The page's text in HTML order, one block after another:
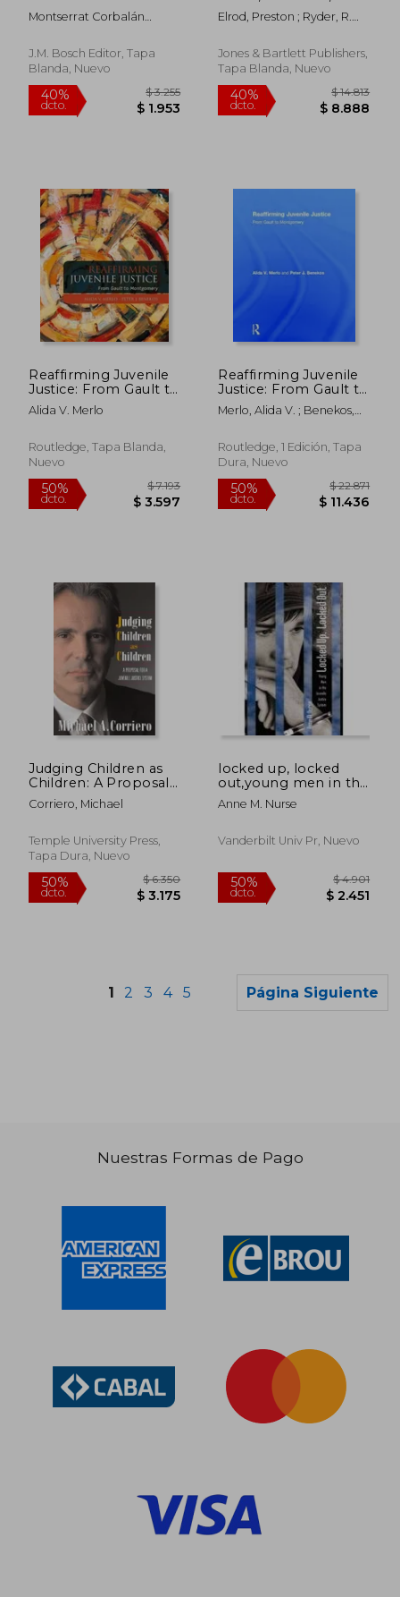
50%
dcto.
$ 6.638
$ 3.319
50% 40%
menores.
Montserrat Corbalán
J.M. Bosch Editor, Tapa
Blanda, Nuevo
Legal Perspective: A
Social, Historical, and
Inglés)
Elrod, Preston ; Ryder, R.
Jones & Bartlett Publishers,
Tapa Blanda, Nuevo
Reaffirming Juvenile
Justice: From Gault to
Montgomery
Alida V. Merlo
Routledge, Tapa Blanda,
Nuevo
Reaffirming Juvenile
Justice: From Gault to
Montgomery (en
Inglés)
Merlo, Alida V. ; Benekos,
Routledge, 1 Edición, Tapa
Dura, Nuevo
Judging Children as
Children: A Proposal
for a Juvenile Justice
System (en Inglés)
Corriero, Michael
Temple University Press,
Tapa Dura, Nuevo
locked up, locked
out,young men in the
juvenile justice
system
Anne M. Nurse
Vanderbilt Univ Pr, Nuevo
1 2 3 4 5 Página Siguiente
Nuestras Formas de Pago